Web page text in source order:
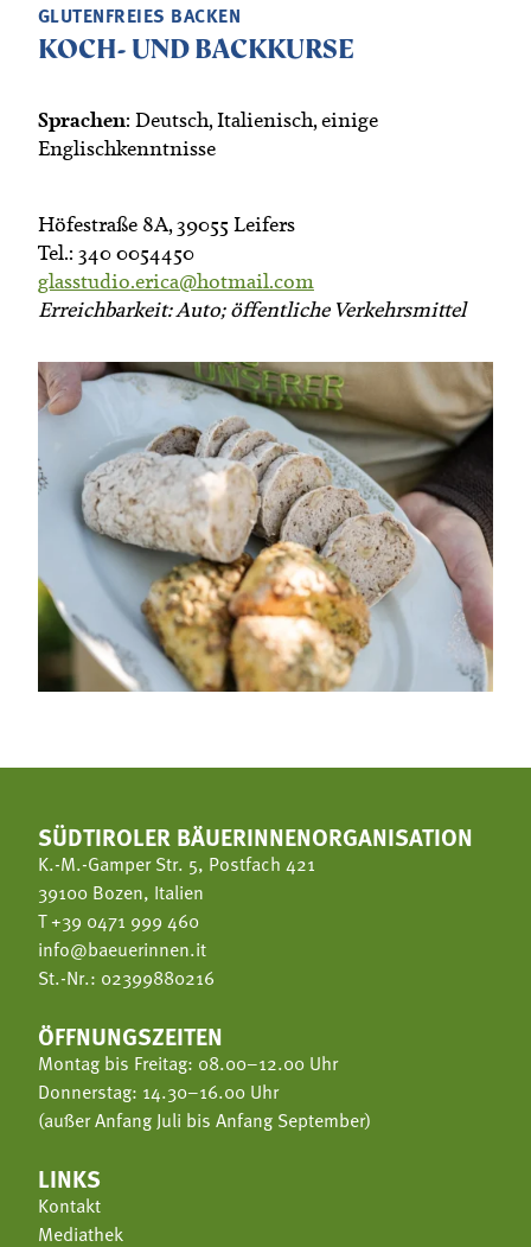
GLUTENFREIES BACKEN
KOCH- UND BACKKURSE
Sprachen: Deutsch, Italienisch, einige
Englischkenntnisse
Höfestraße 8A, 39055 Leifers
Tel.: 340 0054450
glasstudio.erica@hotmail.com
Erreichbarkeit: Auto; öffentliche Verkehrsmittel
SÜDTIROLER BÄUERINNENORGANISATION
K.-M.-Gamper Str. 5, Postfach 421
39100 Bozen, Italien
T+39 0471 999 460
info@baeuerinnen.it
St.-Nr.: 02399880216
ÖFFNUNGSZEITEN
Montag bis Freitag: 08.00–12.00 Uhr
Donnerstag: 14.30–16.00 Uhr
(außer Anfang Juli bis Anfang September)
LINKS
Kontakt
Mediathek